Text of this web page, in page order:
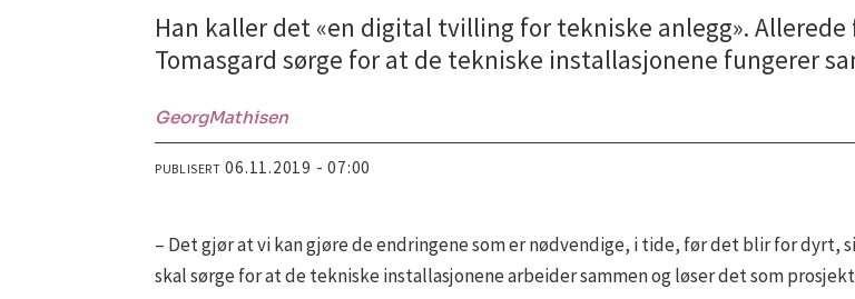
Han kaller det «en digital tvilling for tekniske anlegg».
Tomasgard sørge for at de tekniske installasjonene fungerer
GeorgMathisen
PUBLISERT 06.11.2019 - 07:00
– Det gjør at vi kan gjøre de endringene som er nødvendige, i tide, før det blir for dyrt,
skal sørge for at de tekniske installasjonene arbeider sammen og løser det som